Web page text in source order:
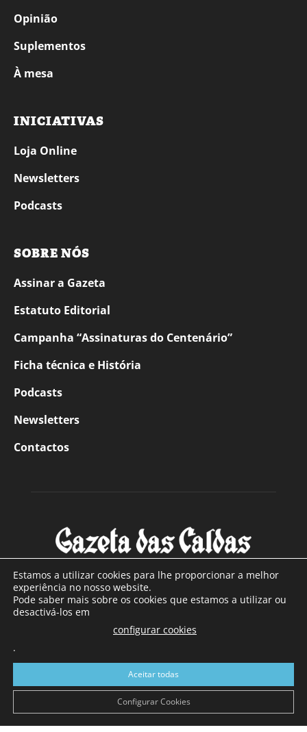
Opinião
Suplementos
À mesa
INICIATIVAS
Loja Online
Newsletters
Podcasts
SOBRE NÓS
Assinar a Gazeta
Estatuto Editorial
Campanha “Assinaturas do Centenário”
Ficha técnica e História
Podcasts
Newsletters
Contactos
SOBRE NÓS
Com sede nas Caldas da Rainha e mais de 90 anos de
a sul de distrito de Leiria, com mais de 40.000 leitores por
toda a região Oeste. Jornal com distribuição em Portugal
Continental e assinatura online.
Estamos a utilizar cookies para lhe proporcionar a melhor
experiência no nosso website.
Pode saber mais sobre os cookies que estamos a utilizar ou
desactivá-los em
configurar cookies
.
Aceitar todas
Configurar Cookies